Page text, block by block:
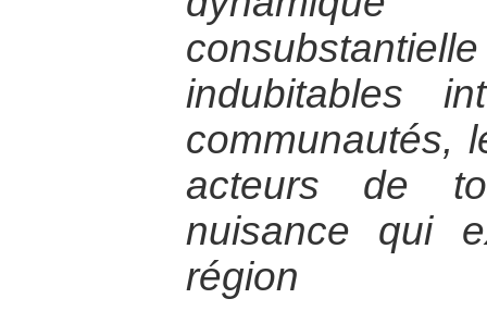
indubitables
communautés,
acteurs de
nuisance qui
région